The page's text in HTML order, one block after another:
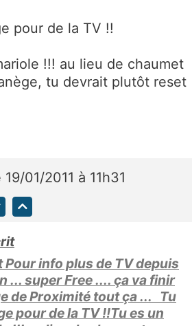
pour de la TV !!
!!! au lieu de chaumet
tu devrait plutôt reset
19/01/2011 à 11h31
Pour info plus de TV depuis
... super Free .... ça va finir
de Proximité tout ça ... Tu
pour de la TV !!Tu es un